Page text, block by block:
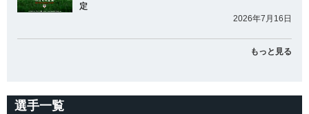
定
2026年7月16日
もっと見る
選手一覧